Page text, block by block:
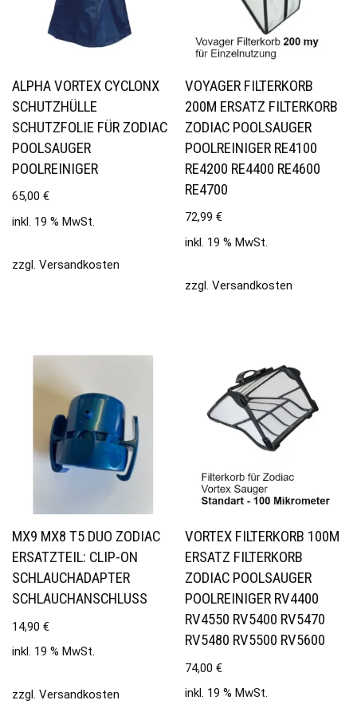
ALPHA VORTEX CYCLONX
SCHUTZHÜLLE
SCHUTZFOLIE FÜR ZODIAC
POOLSAUGER
POOLREINIGER
65,00 €
inkl. 19 % MwSt.
zzgl. Versandkosten
VOYAGER FILTERKORB
200Μ ERSATZ FILTERKORB
ZODIAC POOLSAUGER
POOLREINIGER RE4100
RE4200 RE4400 RE4600
RE4700
72,99€
inkl. 19 % MwSt.
zzgl.Versandkosten
MX9 MX8 T5 DUO ZODIAC
ERSATZTEIL: CLIP-ON
SCHLAUCHADAPTER
SCHLAUCHANSCHLUSS
14,90 €
inkl. 19 % MwSt.
zzgl. Versandkosten
VORTEX FILTERKORB 100Μ
ERSATZ FILTERKORB
ZODIAC POOLSAUGER
POOLREINIGER RV4400
RV4550 RV5400 RV5470
RV5480 RV5500 RV5600
74,00€
inkl. 19 % MwSt.